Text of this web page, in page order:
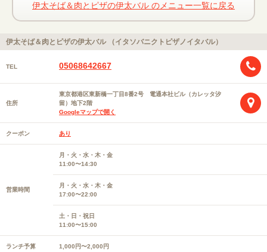
伊太そば＆肉とピザの伊太バル のメニュー一覧に戻る
伊太そば＆肉とピザの伊太バル （イタソバニクトピザノイタバル）
TEL 05068642667
住所
東京都港区東新橋一丁目8番2号 電通本社ビル（カレッタ汐
留）地下2階
Googleマップで開く
クーポン あり
営業時間
月・火・水・木・金
11:00〜14:30
月・火・水・木・金
17:00〜22:00
土・日・祝日
11:00〜15:00
ランチ予算 1,000円〜2,000円